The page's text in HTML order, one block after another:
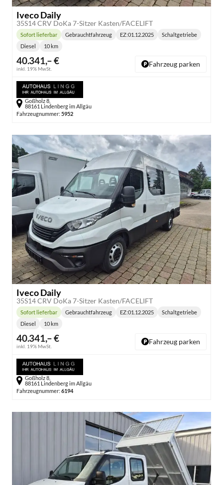
Iveco Daily
35S14 CRV DoKa 7-Sitzer Kasten/FACELIFT
40.341,– €
inkl. 19% MwSt.
Lieferzeit:
Sofort lieferbar Gebrauchtfahrzeug EZ:01.12.2025
Getriebe:
Schaltgetriebe
Kraftstoff:
Diesel
Kilometerstand:
10 km
Fahrzeug parken
Goßholz 8,
88161 Lindenberg im Allgäu
Fahrzeugnummer: 5952
Iveco Daily
35S14 CRV DoKa 7-Sitzer Kasten/FACELIFT
40.341,– €
inkl. 19% MwSt.
Lieferzeit:
Sofort lieferbar Gebrauchtfahrzeug EZ:01.12.2025
Getriebe:
Schaltgetriebe
Kraftstoff:
Diesel
Kilometerstand:
10 km
Fahrzeug parken
Goßholz 8,
88161 Lindenberg im Allgäu
Fahrzeugnummer: 6194